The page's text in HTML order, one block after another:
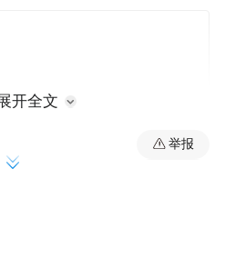
开全文
举报